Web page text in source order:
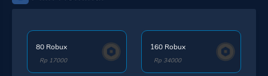
80 Robux
Rp 17000
160 Robux
Rp 34000